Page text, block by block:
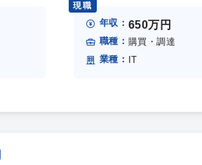
現職
年収： 650万円
職種： 購買・調達
業種：
IT